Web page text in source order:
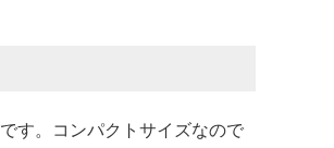
す。コンパクトサイズなので